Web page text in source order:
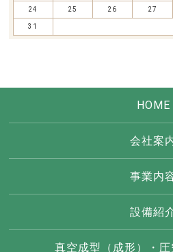
24 25 26 27
31
HOME
会社案
事業内
設備紹
真空成型（成形）・圧